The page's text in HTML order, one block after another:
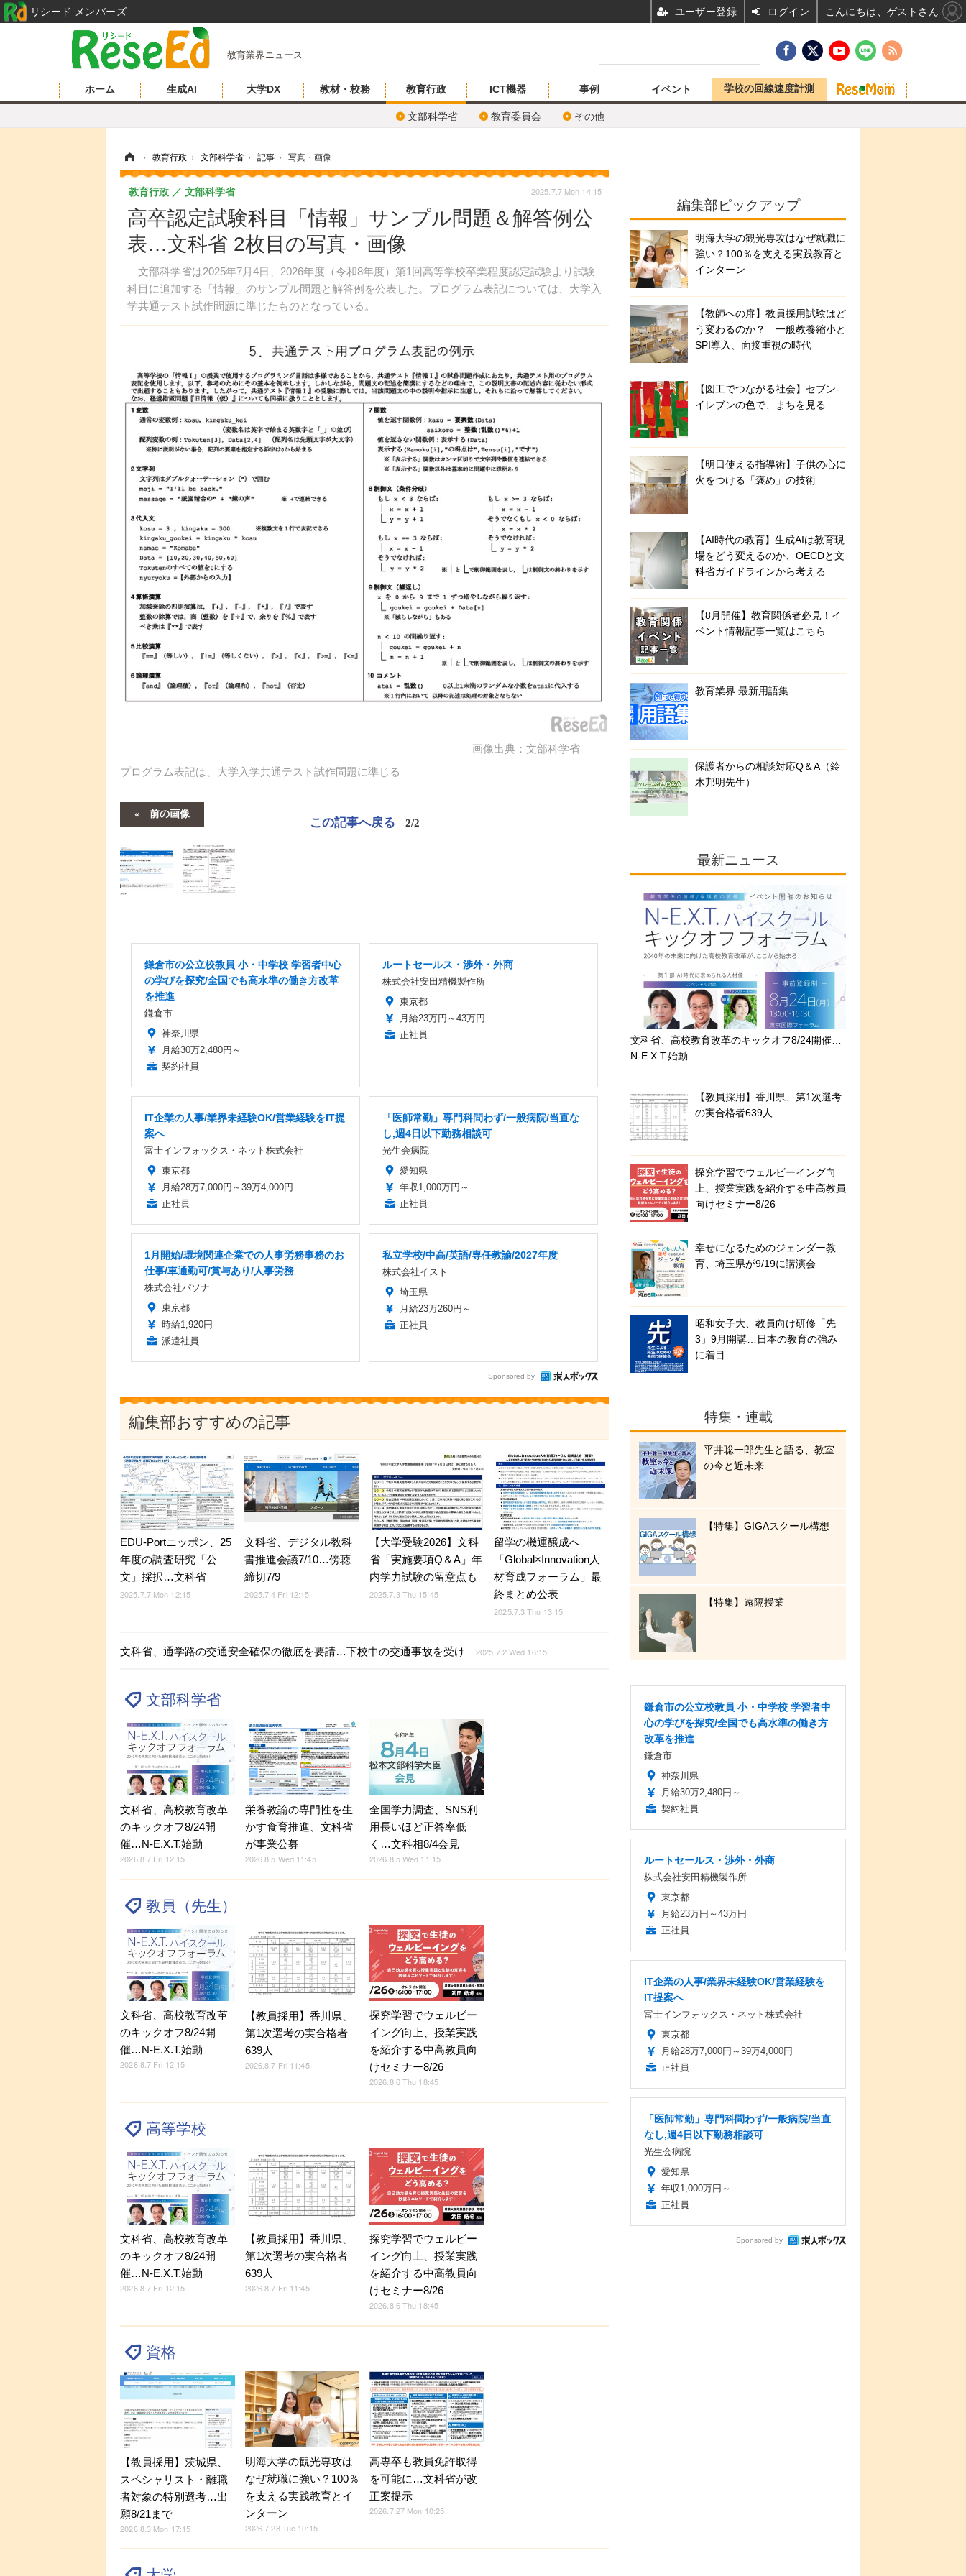
教育業界ニュース
ホーム 生成AI 大学DX 教材・校務 教育行政
文部科学省 教育委員会 その他
ICT機器 事例 イベント 学校の回線速度計測
› 教育行政 › 文部科学省 › 記事 › 写真・画像
高卒認定試験科目「情報」サンプル問題＆解答例公
表…文科省 2枚目の写真・画像
文部科学省は2025年7月4日、2026年度（令和8年度）第1回高等学校卒業程度認定試験より試験
科目に追加する「情報」のサンプル問題と解答例を公表した。プログラム表記については、大学入
学共通テスト試作問題に準じたものとなっている。
教育行政 文部科学省 2025.7.7 Mon 14:15
画像出典：文部科学省
プログラム表記は、大学入学共通テスト試作問題に準じる
前の画像
この記事へ戻る 2/2
鎌倉市の公立校教員 小・中学校 学習者中心
の学びを探究/全国でも高水準の働き方改革
を推進
鎌倉市
神奈川県
月給30万2,480円～
契約社員
ルートセールス・渉外・外商
株式会社安田精機製作所
東京都
月給23万円～43万円
正社員
IT企業の人事/業界未経験OK/営業経験をIT提
案へ
富士インフォックス・ネット株式会社
東京都
月給28万7,000円～39万4,000円
正社員
「医師常勤」専門科問わず/一般病院/当直な
し,週4日以下勤務相談可
光生会病院
愛知県
年収1,000万円～
正社員
1月開始/環境関連企業での人事労務事務のお
仕事/車通勤可/賞与あり/人事労務
株式会社パソナ
東京都
時給1,920円
派遣社員
私立学校/中高/英語/専任教諭/2027年度
株式会社イスト
埼玉県
月給23万260円～
正社員
Sponsored by
編集部おすすめの記事
EDU-Portニッポン、25
年度の調査研究「公
文」採択…文科省
2025.7.7 Mon 12:15
文科省、デジタル教科
書推進会議7/10…傍聴
締切7/9
2025.7.4 Fri 12:15
【大学受験2026】文科
省「実施要項Q＆A」年
内学力試験の留意点も
2025.7.3 Thu 15:45
留学の機運醸成へ
「Global×Innovation人
材育成フォーラム」最
終まとめ公表
2025.7.3 Thu 13:15
文科省、通学路の交通安全確保の徹底を要請…下校中の交通事故を受け 2025.7.2 Wed 16:15
文部科学省
文科省、高校教育改革
のキックオフ8/24開
催…N-E.X.T.始動
2026.8.7 Fri 12:15
栄養教諭の専門性を生
かす食育推進、文科省
が事業公募
2026.8.5 Wed 11:45
全国学力調査、SNS利
用長いほど正答率低
く…文科相8/4会見
2026.8.5 Wed 11:15
教員（先生）
文科省、高校教育改革
のキックオフ8/24開
催…N-E.X.T.始動
2026.8.7 Fri 12:15
【教員採用】香川県、
第1次選考の実合格者
639人
2026.8.7 Fri 11:45
探究学習でウェルビー
イング向上、授業実践
を紹介する中高教員向
けセミナー8/26
2026.8.6 Thu 18:45
高等学校
文科省、高校教育改革
のキックオフ8/24開
催…N-E.X.T.始動
2026.8.7 Fri 12:15
【教員採用】香川県、
第1次選考の実合格者
639人
2026.8.7 Fri 11:45
探究学習でウェルビー
イング向上、授業実践
を紹介する中高教員向
けセミナー8/26
2026.8.6 Thu 18:45
資格
【教員採用】茨城県、
スペシャリスト・離職
者対象の特別選考…出
願8/21まで
2026.8.3 Mon 17:15
明海大学の観光専攻は
なぜ就職に強い？100％
を支える実践教育とイ
ンターン
2026.7.28 Tue 10:15
高専卒も教員免許取得
を可能に…文科省が改
正案提示
2026.7.27 Mon 10:25
編集部ピックアップ
明海大学の観光専攻はなぜ就職に
強い？100％を支える実践教育と
インターン
【教師への扉】教員採用試験はど
う変わるのか？ 一般教養縮小と
SPI導入、面接重視の時代
【図工でつながる社会】セブン‐
イレブンの色で、まちを見る
【明日使える指導術】子供の心に
火をつける「褒め」の技術
【AI時代の教育】生成AIは教育現
場をどう変えるのか、OECDと文
科省ガイドラインから考える
【8月開催】教育関係者必見！イ
ベント情報記事一覧はこちら
教育業界 最新用語集
保護者からの相談対応Q＆A（鈴
木邦明先生）
最新ニュース
文科省、高校教育改革のキックオフ8/24開催…
N-E.X.T.始動
【教員採用】香川県、第1次選考
の実合格者639人
探究学習でウェルビーイング向
上、授業実践を紹介する中高教員
向けセミナー8/26
幸せになるためのジェンダー教
育、埼玉県が9/19に講演会
昭和女子大、教員向け研修「先
3」9月開講…日本の教育の強み
に着目
特集・連載
平井聡一郎先生と語る、教室
の今と近未来
【特集】GIGAスクール構想
【特集】遠隔授業
鎌倉市の公立校教員 小・中学校 学習者中
心の学びを探究/全国でも高水準の働き方
改革を推進
鎌倉市
神奈川県
月給30万2,480円～
契約社員
ルートセールス・渉外・外商
株式会社安田精機製作所
東京都
月給23万円～43万円
正社員
IT企業の人事/業界未経験OK/営業経験を
IT提案へ
富士インフォックス・ネット株式会社
東京都
月給28万7,000円～39万4,000円
正社員
「医師常勤」専門科問わず/一般病院/当直
なし,週4日以下勤務相談可
光生会病院
愛知県
年収1,000万円～
正社員
Sponsored by
リシード メンバーズ ユーザー登録 ログイン こんにちは、ゲストさん